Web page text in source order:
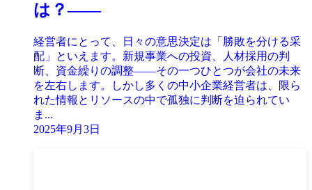
は？――
経営者にとって、日々の意思決定は「勝敗を分ける采
配」といえます。新規事業への投資、人材採用の判
断、資金繰りの調整――その一つひとつが会社の未来
を左右します。しかし多くの中小企業経営者は、限ら
れた情報とリソースの中で孤独に判断を迫られてい
ま...
2025年9月3日